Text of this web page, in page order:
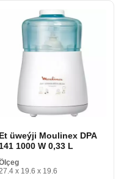
Et üweýji Moulinex DPA
141 1000 W 0,33 L
x 19.6 x 19.6